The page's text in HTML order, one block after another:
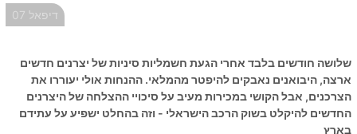
דיפאל 07
שלושה חודשים בלבד אחרי הגעת חשמליות סיניות של יצרנים חדשים
ארצה, היבואנים נאבקים להיפטר מהמלאי. ההנחות אולי יעוררו את
הצרכנים, אבל הקושי במכירות מעיב על סיכויי ההצלחה של היצרנים
החדשים להיקלט בשוק הרכב הישראלי - וזה בהחלט ישפיע על עתידם
בארץ